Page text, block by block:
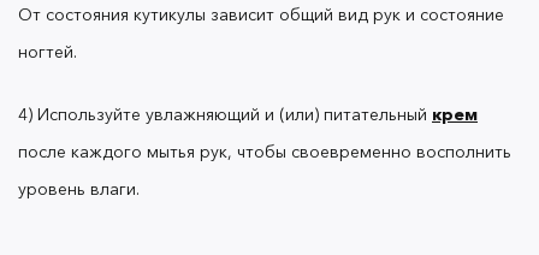
Эффективные питательные формулы содержат
смягчающие концентрированные
увлажняющие
компоненты (ниацинамид,
кислоты),влагопритягивающие
От состояния кутикулы зависит общий вид рук и состояние
ногтей.
4) Используйте увлажняющий и (или) питательный крем
после каждого мытья рук, чтобы своевременно восполнить
уровень влаги.